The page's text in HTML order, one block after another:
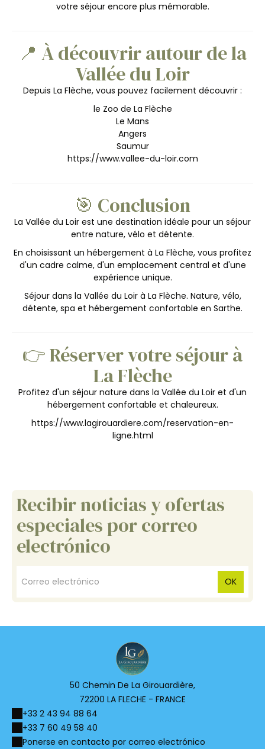
votre séjour encore plus mémorable.
📍 À découvrir autour de la
Vallée du Loir
Depuis La Flèche, vous pouvez facilement découvrir :
le Zoo de La Flèche
Le Mans
Angers
Saumur
https://www.vallee-du-loir.com
🎯 Conclusion
La Vallée du Loir est une destination idéale pour un séjour
entre nature, vélo et détente.
En choisissant un hébergement à La Flèche, vous profitez
d'un cadre calme, d'un emplacement central et d'une
expérience unique.
Séjour dans la Vallée du Loir à La Flèche. Nature, vélo,
détente, spa et hébergement confortable en Sarthe.
👉 Réserver votre séjour à
La Flèche
Profitez d'un séjour nature dans la Vallée du Loir et d'un
hébergement confortable et chaleureux.
https://www.lagirouardiere.com/reservation-en-
ligne.html
Recibir noticias y ofertas
especiales por correo
electrónico
OK
50 Chemin De La Girouardière,
72200 LA FLECHE - FRANCE
+33 2 43 94 88 64
+33 7 60 49 58 40
Ponerse en contacto por correo electrónico